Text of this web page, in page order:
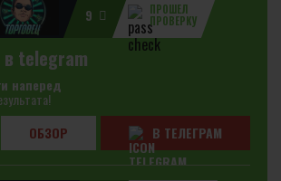
9
ПРОШЕЛ
ПРОВЕРКУ
в telegram
наперед
ОБЗОР В ТЕЛЕГРАМ